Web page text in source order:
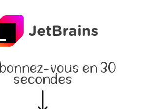
JetBrains
vous en 30
secondes